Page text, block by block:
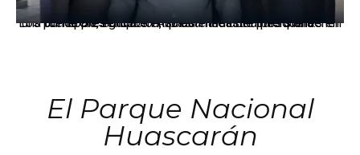
Los principales grupos empresariales del país mantienen una fuerte presencia en Áncash mediante inversiones en comercio, educación, salud e industria pesquera.
El Parque Nacional
Huascarán